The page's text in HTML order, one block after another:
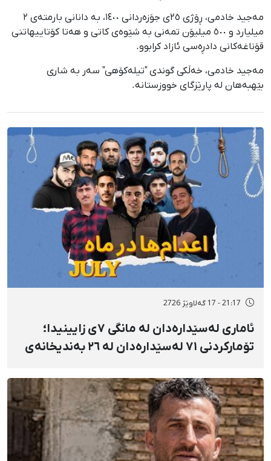
مەجید خادمی، ڕۆژی ٢٥ی جۆزەردانی ١٤٠٠، بە دانانی بارمتەی ٢
میلیارد و ٥٠٠ میلیۆن تمەنی بە شێوەی کاتی و هەتا کۆتاییهاتنی
قۆناغەکانی دادڕەسی ئازاد کرابوو.
مەجید خادمی، خەڵکی گوندی "تیلەکۆهی" سەر بە شاری
بێهبەهان لە پارێزگای خووزستانە.
21:17 - 17 گەلاوێژ 2726
ئاماری لەسێدارەدان لە مانگی ٧ی زایینیدا؛
تۆمارکردنی ٧١ لەسێدارەدان لە ٢٦ بەندیخانەی
شوێنی نادیار و لەبەر چاوی خەڵکەوە